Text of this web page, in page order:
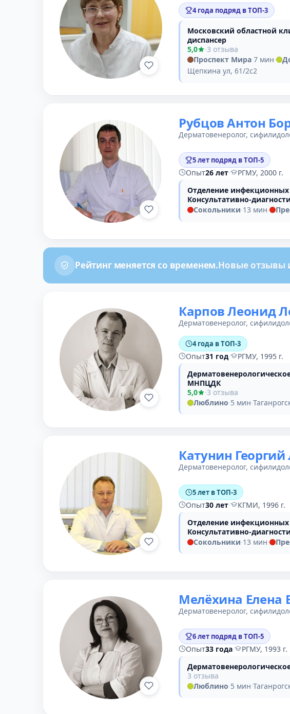
4 года подряд в ТОП-3
Московский областной
диспансер
5,0
·3 отзыва
Проспект Мира·7 мин·
Щепкина ул, 61/2с2
Рубцов Антон
Дерматовенеролог,
5 лет подряд в ТОП-5
Опыт26 лет·
РГМУ, 2000 г.
Отделение
Консультативно-
Сокольники·13 мин·
Рейтинг меняется со временем.Новые отзывы
Карпов Леонид
Дерматовенеролог,
4 года в ТОП-3
Опыт31 год·
РГМУ, 1995 г.
МНПЦДК
5,0
·3 отзыва
Люблино·5 мин·
Катунин
Дерматовенеролог,
5 лет в ТОП-3
Опыт30 лет·
КГМИ, 1996 г.
Отделение
Консультативно-
Сокольники·13 мин·
Мелёхина Елена
Дерматовенеролог,
6 лет подряд в ТОП-5
Опыт33 года·
РГМУ, 1993 г.
3 отзыва
Люблино·5 мин·